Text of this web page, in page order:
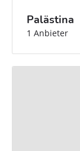
Palästina
1 Anbieter